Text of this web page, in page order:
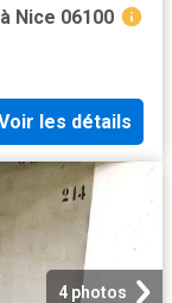
Nice 06100
les détails
4 photos